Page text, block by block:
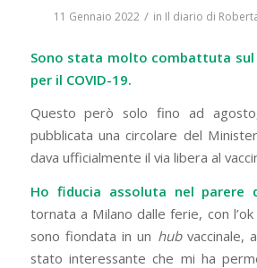
11 Gennaio 2022 / in Il diario di
Sono stata molto combattuta sul
per il COVID-19.
Questo però solo fino ad
pubblicata una circolare del
dava ufficialmente il via libera al
Ho fiducia assoluta nel parere
tornata a Milano dalle ferie, con
sono fiondata in un hubvaccinale,
stato interessante che mi ha